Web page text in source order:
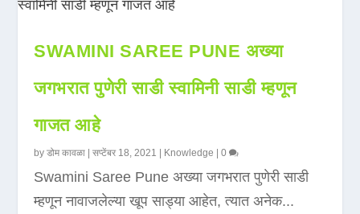
SWAMINI SAREE PUNE अख्या
जगभरात पुणेरी साडी स्वामिनी साडी म्हणून
गाजत आहे
byडोम कावळा |सप्टेंबर 18, 2021 Knowledge |0
Swamini Saree Pune अख्या जगभरात पुणेरी साडी
म्हणून नावाजलेल्या खूप साड्या आहेत, त्यात अनेक...